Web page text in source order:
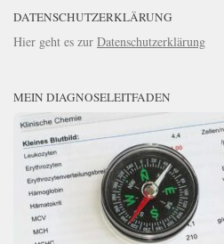
DATENSCHUTZERKLÄRUNG
Hier geht es zur Datenschutzerklärung
MEIN DIAGNOSELEITFADEN